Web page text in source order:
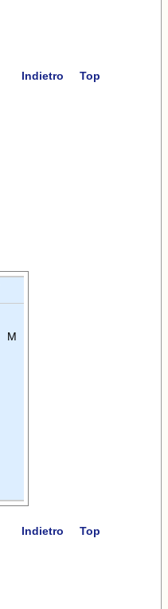
Indietro Top
M
Indietro Top